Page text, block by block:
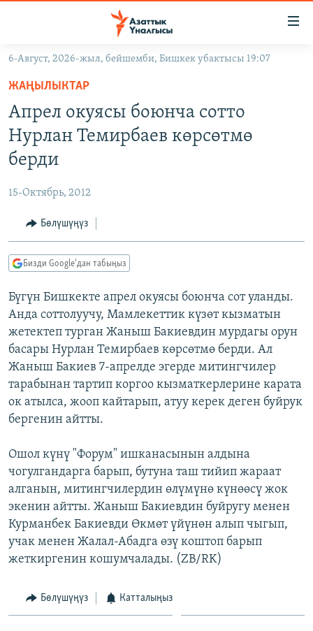
Навигацияга
өтүңүз
Издөөгө
салыңызКЫРГЫЗСТАН
МАДАНИЯТ
ДҮЙНӨ
УКРАИНА
ТВ ПРОГРАММАЛАР
БҮГҮН АЗАТТЫКТА
ДАНИСТЕ
АЗАТТЫК+
ЫҢГАЙСЫЗ СУРООЛОР
ПОДКАСТ
ОНЛАЙН ШЕРИНЕ
ЭЕ/АРнун бардык сайттары
6-Август, 2026-жыл, бейшемби, Бишкек убактысы 19:07
ЖАҢЫЛЫКТАР
Апрел окуясы боюнча сотто
Нурлан Темирбаев көрсөтмө
берди
15-Октябрь, 2012
Бөлүшүңүз
Бизди Google'дан табыңыз
Бүгүн Бишкекте апрел окуясы боюнча сот уланды.
Анда соттолуучу, Мамлекеттик күзөт кызматын
жетектеп турган Жаныш Бакиевдин мурдагы орун
басары Нурлан Темирбаев көрсөтмө берди. Ал
Жаныш Бакиев 7-апрелде эгерде митингчилер
тарабынан тартип коргоо кызматкерлерине карата
ок атылса, жооп кайтарып, атуу керек деген буйрук
бергенин айтты.
Ошол күнү "Форум" ишканасынын алдына
чогулгандарга барып, бутуна таш тийип жараат
алганын, митингчилердин өлүмүнө күнөөсү жок
экенин айтты. Жаныш Бакиевдин буйругу менен
Курманбек Бакиевди Өкмөт үйүнөн алып чыгып,
учак менен Жалал-Абадга өзү коштоп барып
жеткиргенин кошумчалады. (ZB/RK)
Бөлүшүңүз Катталыңыз